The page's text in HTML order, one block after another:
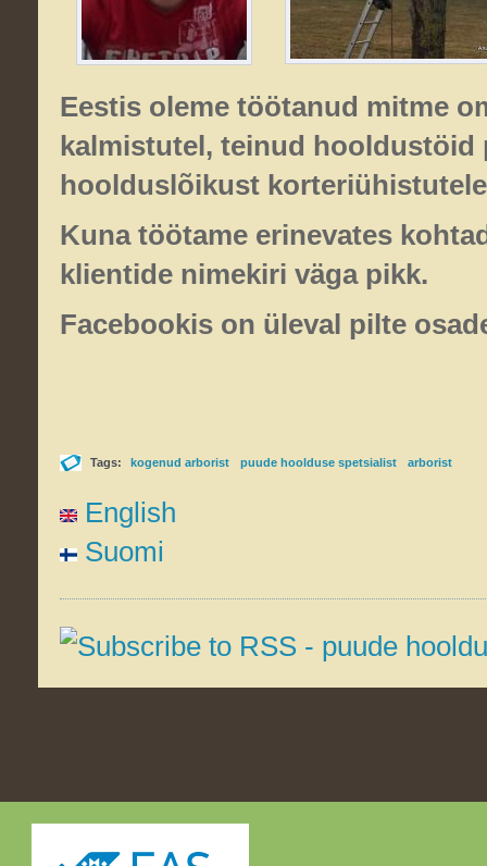
Eestis oleme töötanud mitme
kalmistutel, teinud hooldustöid
hoolduslõikust
Kuna töötame erinevates
klientide nimekiri väga pikk.
Facebookis on üleval pilte
Tags: kogenud arborist puude hoolduse spetsialist arborist
English
Suomi